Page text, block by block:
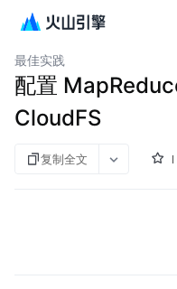
大数据文件存储
最佳实践
配置
CloudFS
复制全文